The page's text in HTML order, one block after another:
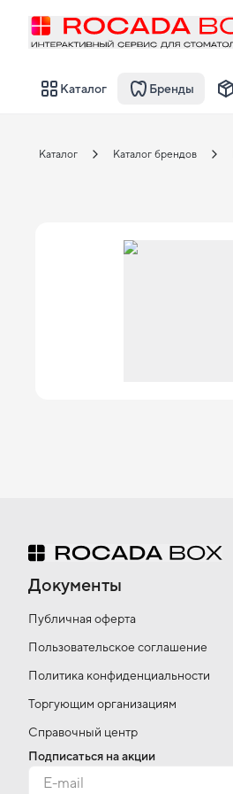
Каталог Бренды
Каталог Каталог брендов
Документы
Публичная оферта
Пользовательское соглашение
Политика конфиденциальности
Торгующим организациям
Справочный центр
Подписаться на акции